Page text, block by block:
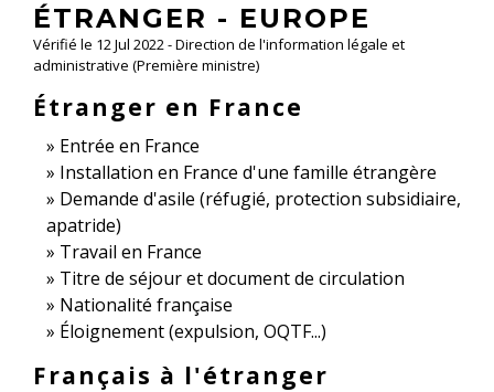
ÉTRANGER - EUROPE
Vérifié le 12 Jul 2022 - Direction de l'information légale et
administrative (Première ministre)
Étranger en France
Entrée en France
Installation en France d'une famille étrangère
Demande d'asile (réfugié, protection subsidiaire,
apatride)
Travail en France
Titre de séjour et document de circulation
Nationalité française
Éloignement (expulsion, OQTF...)
Français à l'étranger